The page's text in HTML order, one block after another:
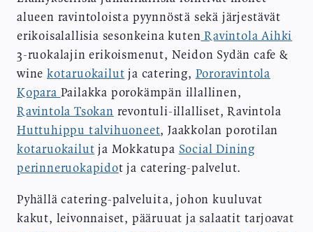
alueen ravintoloista pyynnöstä sekä järjestävät
erikoisalallisia sesonkeina kuten Ravintola Aihki
3-ruokalajin erikoismenut, Neidon Sydän cafe &
wine kotaruokailut ja catering, Pororavintola
Kopara Pailakka porokämpän illallinen,
Ravintola Tsokan revontuli-illalliset, Ravintola
Huttuhippu talvihuoneet, Jaakkolan porotilan
kotaruokailut ja Mokkatupa Social Dining
perinneruokapidot ja catering-palvelut.
Pyhällä catering-palveluita, johon kuuluvat
kakut, leivonnaiset, pääruuat ja salaatit tarjoavat